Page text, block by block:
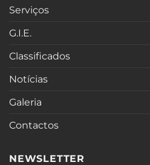
Serviços
G.I.E.
Classificados
Notícias
Galeria
Contactos
NEWSLETTER